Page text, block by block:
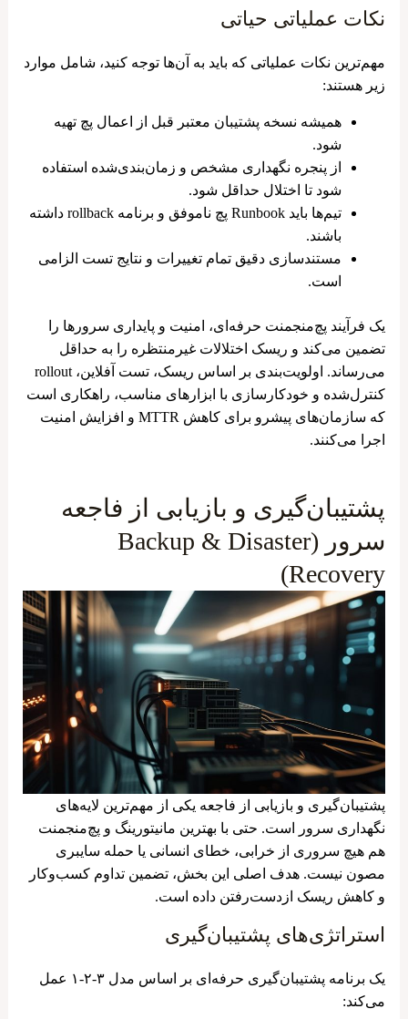
نکات عملیاتی حیاتی
مهم‌ترین نکات عملیاتی که باید به آن‌ها توجه کنید، شامل موارد
زیر هستند:
همیشه نسخه پشتیبان معتبر قبل از اعمال پچ تهیه
شود.
از پنجره نگهداری مشخص و زمان‌بندی‌شده استفاده
شود تا اختلال حداقل شود.
تیم‌ها باید Runbook پچ ناموفق و برنامه rollback داشته
باشند.
مستندسازی دقیق تمام تغییرات و نتایج تست الزامی
است.
یک فرآیند پچ‌منجمنت حرفه‌ای، امنیت و پایداری سرورها را
تضمین می‌کند و ریسک اختلالات غیرمنتظره را به حداقل
می‌رساند. اولویت‌بندی بر اساس ریسک، تست آفلاین، rollout
کنترل‌شده و خودکارسازی با ابزارهای مناسب، راهکاری است
که سازمان‌های پیشرو برای کاهش MTTR و افزایش امنیت
اجرا می‌کنند.
پشتیبان‌گیری و بازیابی از فاجعه
سرور (Backup & Disaster
Recovery)
پشتیبان‌گیری و بازیابی از فاجعه یکی از مهم‌ترین لایه‌های
نگهداری سرور است. حتی با بهترین مانیتورینگ و پچ‌منجمنت
هم هیچ سروری از خرابی، خطای انسانی یا حمله سایبری
مصون نیست. هدف اصلی این بخش، تضمین تداوم کسب‌وکار
و کاهش ریسک ازدست‌رفتن داده است.
استراتژی‌های پشتیبان‌گیری
یک برنامه پشتیبان‌گیری حرفه‌ای بر اساس مدل ۳-۲-۱ عمل
می‌کند: